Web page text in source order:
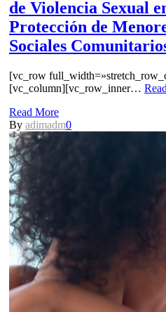
de Violencia Sexual
Protección de
Sociales
[vc_row
[vc_column][vc_row_inner…
Read More
By adimadm0